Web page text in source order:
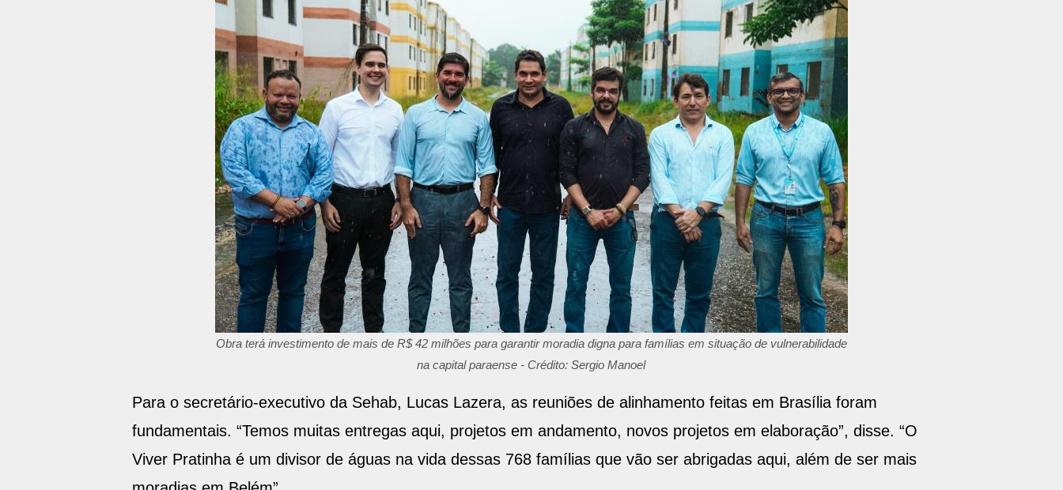
Obra terá investimento de mais de R$ 42 milhões para garantir moradia digna para famílias em situação de vulnerabilidade
na capital paraense - Crédito: Sergio Manoel
Para o secretário-executivo da Sehab, Lucas Lazera, as reuniões de alinhamento feitas em Brasília foram
fundamentais. “Temos muitas entregas aqui, projetos em andamento, novos projetos em elaboração”, disse. “O
Viver Pratinha é um divisor de águas na vida dessas 768 famílias que vão ser abrigadas aqui, além de ser mais